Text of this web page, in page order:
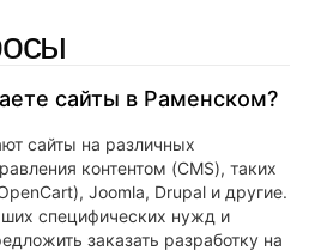
сайты в Раменском?
сайты на различных
контентом (CMS), таких
Joomla, Drupal и другие.
специфических нужд и
заказать разработку на